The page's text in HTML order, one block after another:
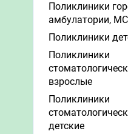
Поликлиники
амбулатории,
Поликлиники
Поликлиники
взрослые
Поликлиники
детские